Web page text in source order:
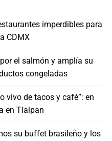
imperdibles para
CDMX
el salmón y amplía su
congeladas
vivo de tacos y café”: en
en Tlalpan
su buffet brasileño y los